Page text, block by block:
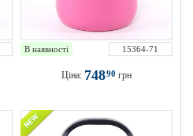
В наявності 15364-71
Ціна: 74890 грн